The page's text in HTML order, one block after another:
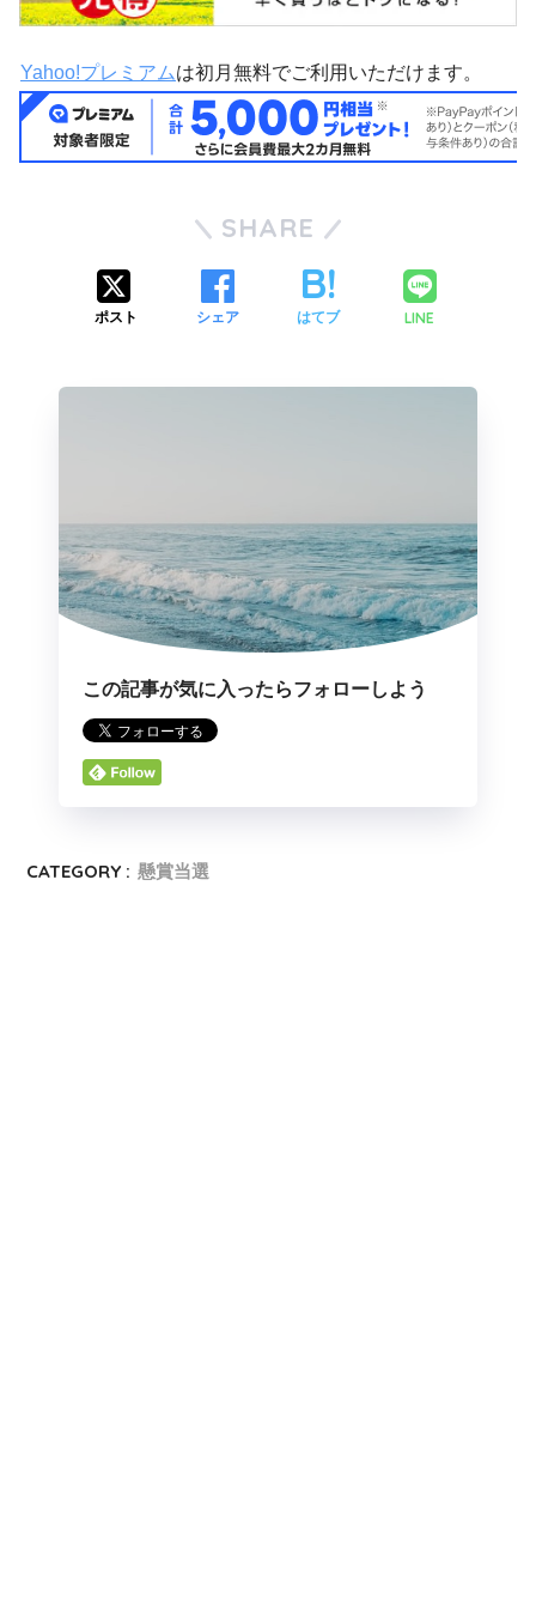
Yahoo!プレミアムは初月無料でご利用いただけます。
SHARE
ポスト シェア はてブ LINE
この記事が気に入ったらフォローしよう
CATEGORY : 懸賞当選